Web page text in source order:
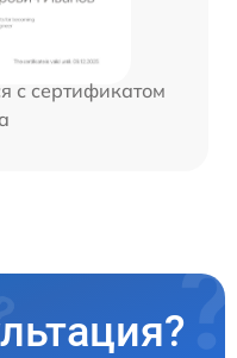
с сертификатом